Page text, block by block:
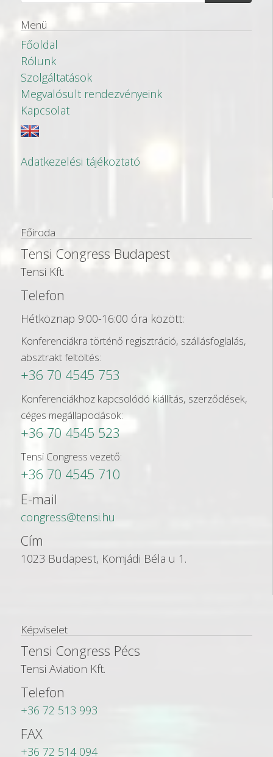
Menü
Főoldal
Rólunk
Szolgáltatások
Megvalósult rendezvényeink
Kapcsolat
Adatkezelési tájékoztató
Főiroda
Tensi Congress Budapest
Tensi Kft.
Telefon
Hétköznap 9:00-16:00 óra között:
Konferenciákra történő regisztráció, szállásfoglalás,
absztrakt feltöltés:
+36 70 4545 753
Konferenciákhoz kapcsolódó kiállítás, szerződések,
céges megállapodások:
+36 70 4545 523
Tensi Congress vezető:
+36 70 4545 710
E-mail
congress@tensi.hu
Cím
1023 Budapest, Komjádi Béla u 1.
Képviselet
Tensi Congress Pécs
Tensi Aviation Kft.
Telefon
+36 72 513 993
FAX
+36 72 514 094